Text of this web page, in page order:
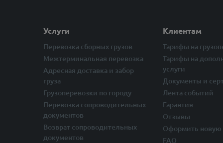
Услуги
Перевозка сборных грузов
Межтерминальная перевозка
Адресная доставка и забор
груза
Грузоперевозки по городу
Перевозка сопроводительных
документов
Возврат сопроводительных
документов
Клиентам
Тарифы на
Тарифы на
услуги
Документы и
Лента событий
Гарантия
Отзывы
Оформить новую
FAQ